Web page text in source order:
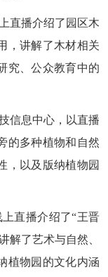
直播介绍了园区木
，讲解了木材相关
究、公众教育中的
信息中心，以直播
的多种植物和自然
，以及版纳植物园
直播介绍了“王晋
解了艺术与自然、
植物园的文化内涵